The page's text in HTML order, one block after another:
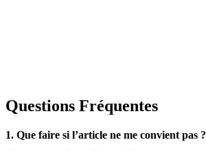
Questions Fréquentes
1. Que faire si l’article ne me convient pas ?